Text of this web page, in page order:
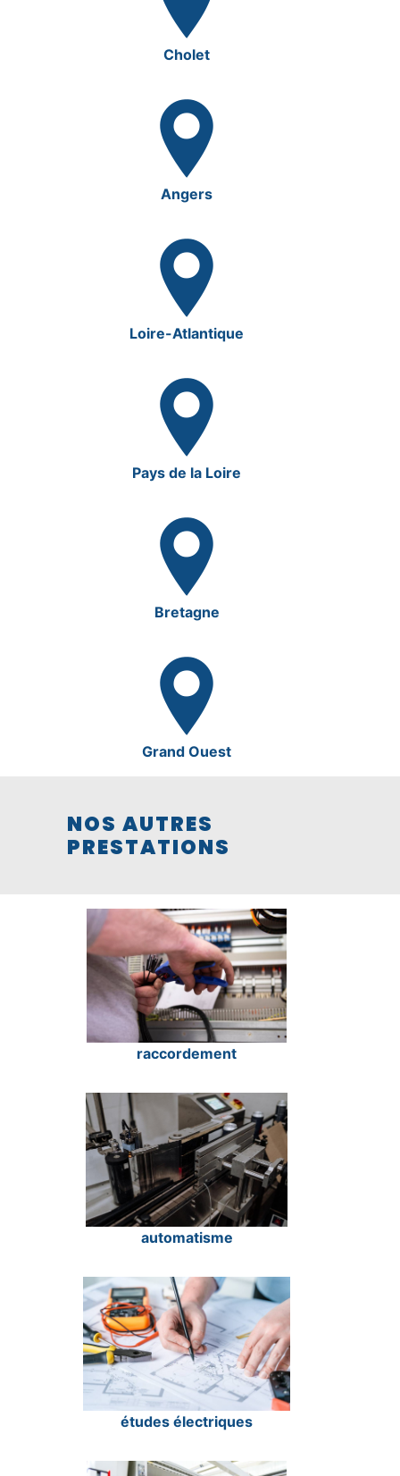
Cholet
Angers
Loire-Atlantique
Pays de la Loire
Bretagne
Grand Ouest
NOS AUTRES
PRESTATIONS
raccordement
automatisme
études électriques